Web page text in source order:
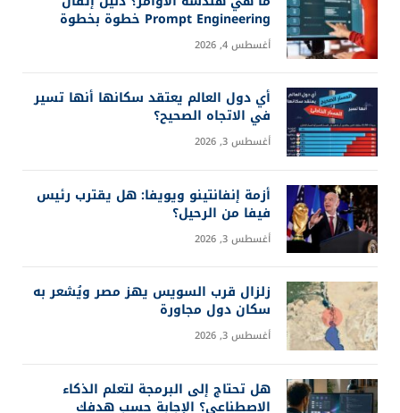
إنفيديا تستعيد لقب أكبر شركة في العالم بعد تفوق
أبل المؤقت
يوليو 20, 2026
نماذج الصين تضيق الفجوة مع أمريكا في سباق
الذكاء الاصطناعي
يوليو 20, 2026